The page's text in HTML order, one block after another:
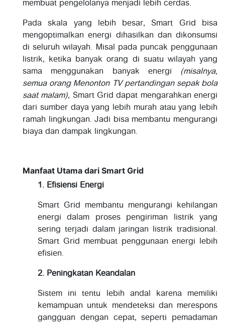
membuat pengelolanya menjadi lebih cerdas.
Pada skala yang lebih besar, Smart Grid bisa
mengoptimalkan energi dihasilkan dan dikonsumsi
di seluruh wilayah. Misal pada puncak penggunaan
listrik, ketika banyak orang di suatu wilayah yang
sama menggunakan banyak energi (misalnya,
semua orang Menonton TV pertandingan sepak bola
saat malam), Smart Grid dapat mengarahkan energi
dari sumber daya yang lebih murah atau yang lebih
ramah lingkungan. Jadi bisa membantu mengurangi
biaya dan dampak lingkungan.
Manfaat Utama dari Smart Grid
1. Efisiensi Energi
Smart Grid membantu mengurangi kehilangan
energi dalam proses pengiriman listrik yang
sering terjadi dalam jaringan listrik tradisional.
Smart Grid membuat penggunaan energi lebih
efisien.
2. Peningkatan Keandalan
Sistem ini tentu lebih andal karena memiliki
kemampuan untuk mendeteksi dan merespons
gangguan dengan cepat, seperti pemadaman